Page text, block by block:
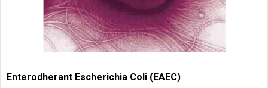
Enterodherant Escherichia Coli (EAEC)